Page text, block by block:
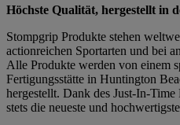
Höchste Qualität, hergestellt in
Stompgrip Produkte stehen
actionreichen Sportarten und bei
Alle Produkte werden von einem
Fertigungsstätte in Huntington
hergestellt. Dank des Just-In-
stets die neueste und